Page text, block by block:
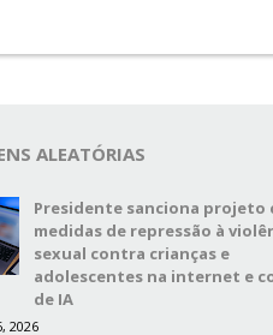
ALEATÓRIAS
Presidente sanciona projeto
medidas de repressão à
sexual contra crianças e
adolescentes na internet e
de IA
2026